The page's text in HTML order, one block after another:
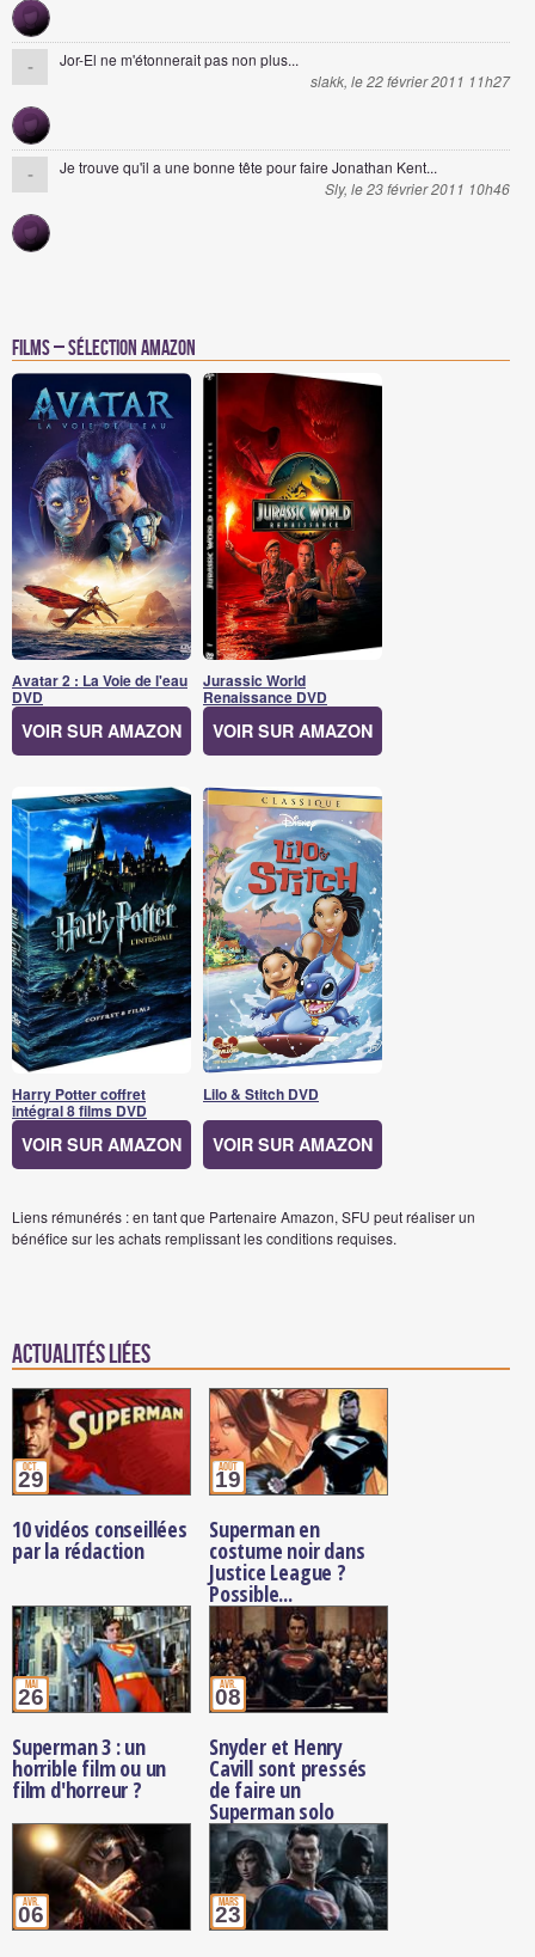
-
Jor-El ne m'étonnerait pas non plus...
slakk, le 22 février 2011 11h27
-
Je trouve qu'il a une bonne tête pour faire Jonathan Kent...
Sly, le 23 février 2011 10h46
Films – Sélection Amazon
Avatar 2 : La Voie de l'eau
DVD
VOIR SUR AMAZON
Jurassic World
Renaissance DVD
VOIR SUR AMAZON
Harry Potter coffret
intégral 8 films DVD
VOIR SUR AMAZON
Lilo & Stitch DVD
VOIR SUR AMAZON
Liens rémunérés : en tant que Partenaire Amazon, SFU peut réaliser un
bénéfice sur les achats remplissant les conditions requises.
Actualités Liées
oct.
29
10 vidéos conseillées
par la rédaction
août
19
Superman en
costume noir dans
Justice League ?
Possible...
mai
26
Superman 3 : un
horrible film ou un
film d'horreur ?
avr.
08
Snyder et Henry
Cavill sont pressés
de faire un
Superman solo
avr.
06 mars
23